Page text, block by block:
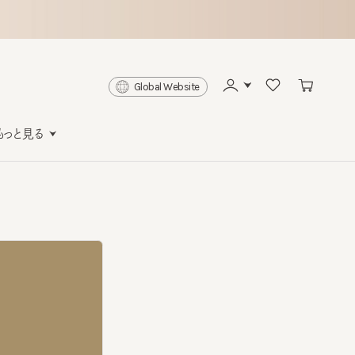
Global Website
る